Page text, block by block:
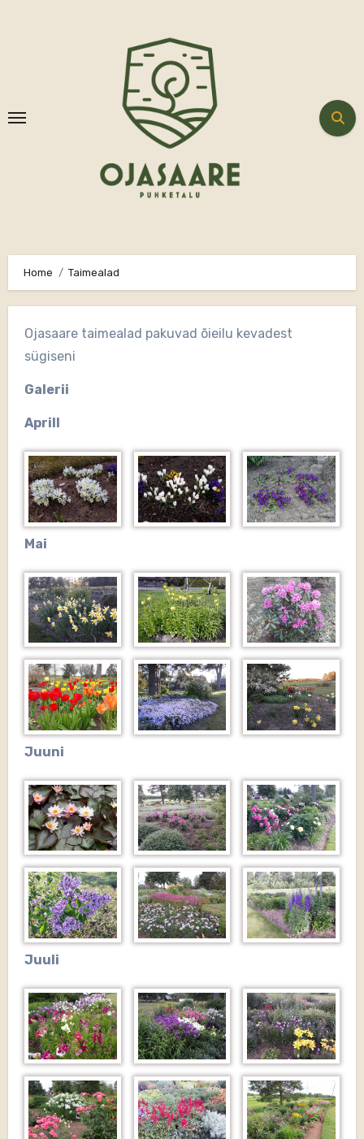
Home Taimealad
Ojasaare taimealad pakuvad õieilu kevadest
sügiseni
Galerii
Aprill
Mai
Juuni
Juuli